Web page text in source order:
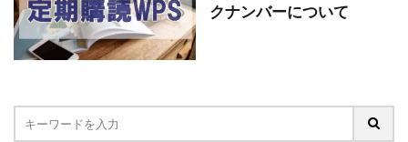
クナンバーについて